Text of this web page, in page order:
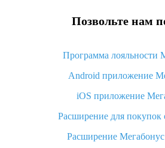
Что делать, если Алиэкспресс
Как узнать, куда пришла
Вы отменили заказ на Алиэкспресс,
Что такое баллы на
«AliExpress Standard Shipping»: что
как его
Позвольте нам
Программа лояльности
Android приложение
iOS приложение
Расширение для покупок
Расширение